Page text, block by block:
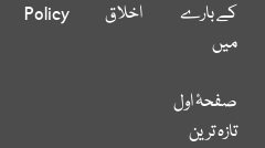
کے بارے
میں
اخلاق
Policy
صفحۂ اول
تازہ ترین